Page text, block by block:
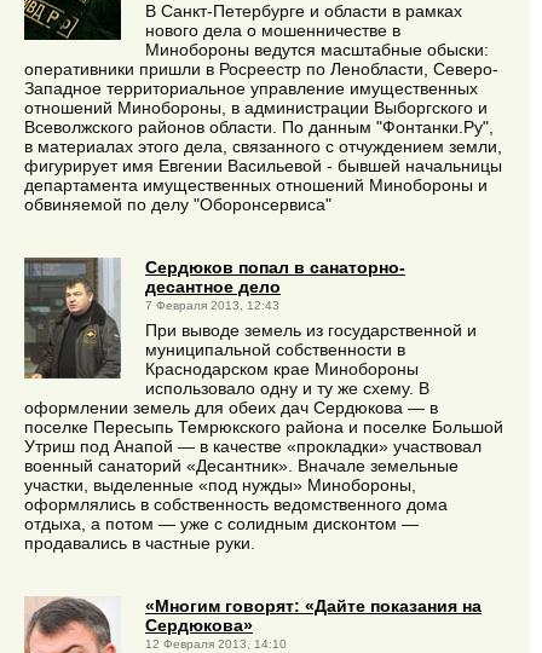
В Санкт-Петербурге и области в рамках
нового дела о мошенничестве в
Минобороны ведутся масштабные обыски:
оперативники пришли в Росреестр по Ленобласти, Северо-
Западное территориальное управление имущественных
отношений Минобороны, в администрации Выборгского и
Всеволжского районов области. По данным "Фонтанки.Ру",
в материалах этого дела, связанного с отчуждением земли,
фигурирует имя Евгении Васильевой - бывшей начальницы
департамента имущественных отношений Минобороны и
обвиняемой по делу "Оборонсервиса"
Сердюков попал в санаторно-
десантное дело
7 Февраля 2013, 12:43
При выводе земель из государственной и
муниципальной собственности в
Краснодарском крае Минобороны
использовало одну и ту же схему. В
оформлении земель для обеих дач Сердюкова — в
поселке Пересыпь Темрюкского района и поселке Большой
Утриш под Анапой — в качестве «прокладки» участвовал
военный санаторий «Десантник». Вначале земельные
участки, выделенные «под нужды» Минобороны,
оформлялись в собственность ведомственного дома
отдыха, а потом — уже с солидным дисконтом —
продавались в частные руки.
«Многим говорят: «Дайте показания на
Сердюкова»
12 Февраля 2013, 14:10